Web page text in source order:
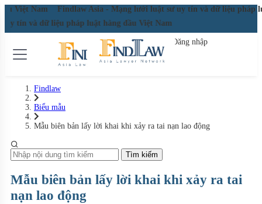
Việt Nam
Findlaw Asia - Mạng lưới luật sư uy tín và dữ liệu pháp
uy tín và dữ liệu pháp luật hàng đầu Việt Nam
Đăng nhập
Findlaw
Biểu mẫu
Mẫu biên bản lấy lời khai khi xảy ra tai nạn lao động
Tìm kiếm
Mẫu biên bản lấy lời khai khi xảy ra tai
nạn lao động